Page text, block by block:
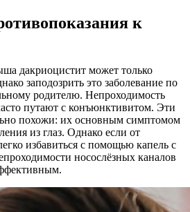
к
дакриоцистит может только
заподозрить это заболевание по
родителю. Непроходимость
путают с конъюнктивитом. Эти
похожи: их основным симптомом
из глаз. Однако если от
избавиться с помощью капель с
носослёзных каналов